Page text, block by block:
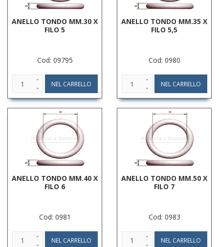
ANELLO TONDO MM.30 X
FILO 5
Cod: 09795
ANELLO TONDO MM.35 X
FILO 5,5
Cod: 0980
ANELLO TONDO MM.40 X
FILO 6
Cod: 0981
ANELLO TONDO MM.50 X
FILO 7
Cod: 0983